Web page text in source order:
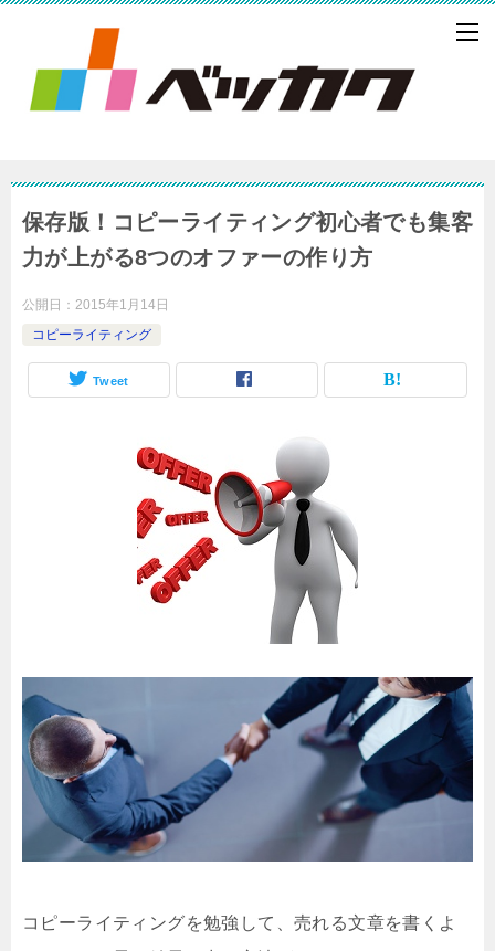
保存版！コピーライティング初心者でも集客
力が上がる8つのオファーの作り方
公開日： 2015年1月14日
コピーライティング
Tweet
コピーライティングを勉強して、売れる文章を書くよ